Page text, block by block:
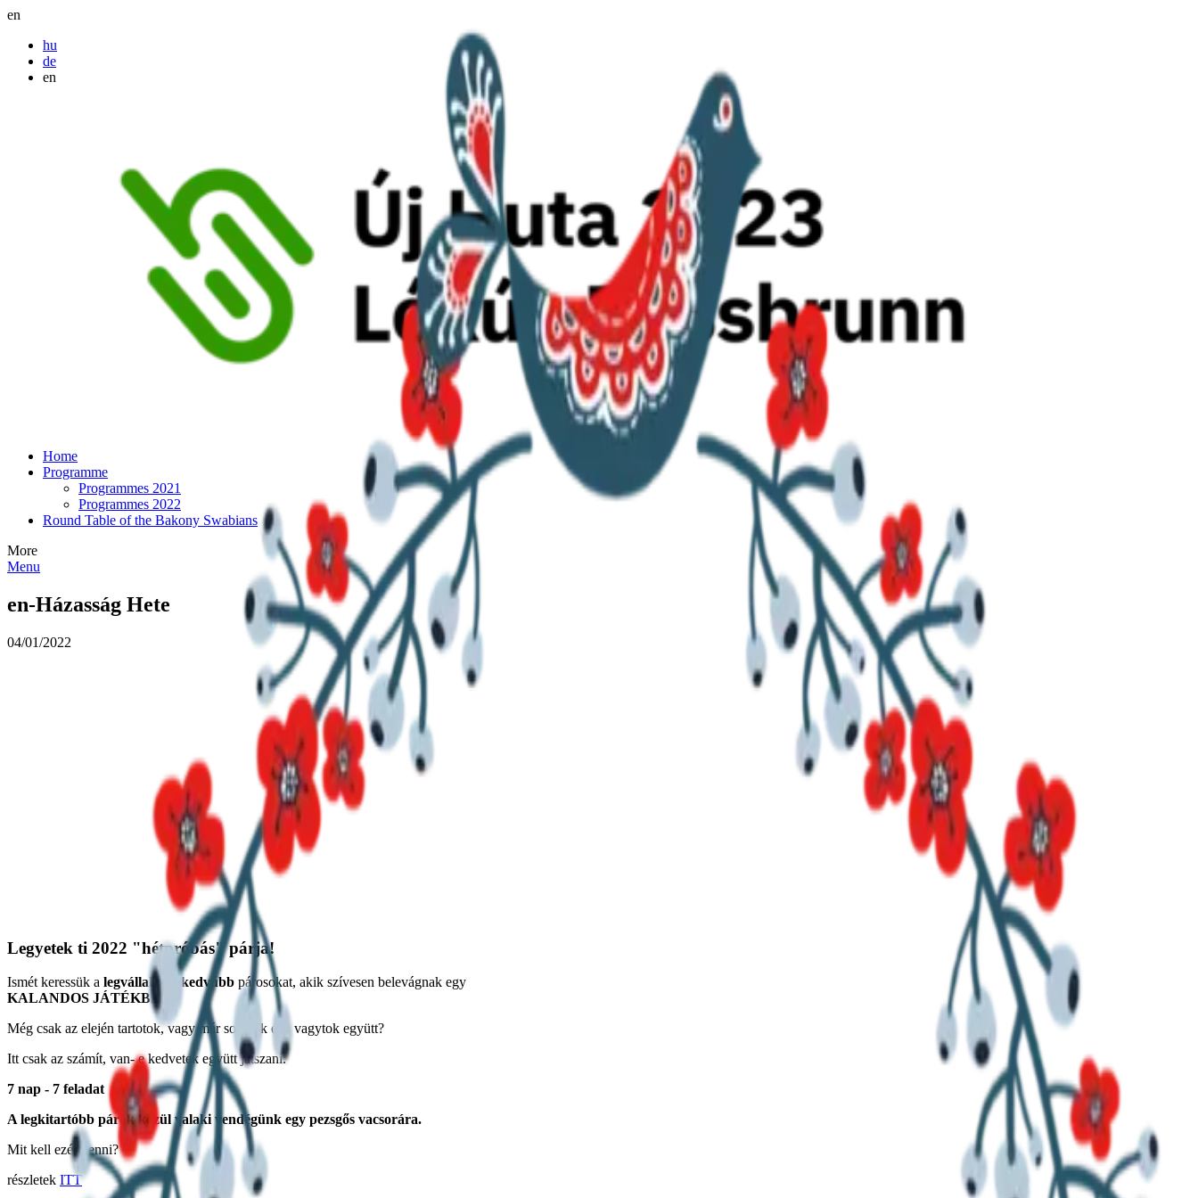
en
hu
de
en
Home
Programme
Programmes 2021
Programmes 2022
Round Table of the Bakony Swabians
More
Menu
en-Házasság Hete
04/01/2022
Legyetek ti 2022 "hétpróbás" párja!
Ismét keressük a legvállalkozókedvűbb párosokat, akik szívesen belevágnak egy
KALANDOS JÁTÉKBA
Még csak az elején tartotok, vagy már sok-sok éve vagytok együtt?
Itt csak az számít, van- e kedvetek együtt játszani.
7 nap - 7 feladat
A legkitartóbb párok közül valaki vendégünk egy pezsgős vacsorára.
Mit kell ezért tenni?
részletek ITT